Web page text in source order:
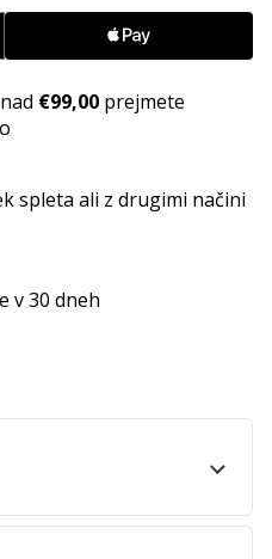
€99,00 prejmete
spleta ali z drugimi načini
v 30 dneh